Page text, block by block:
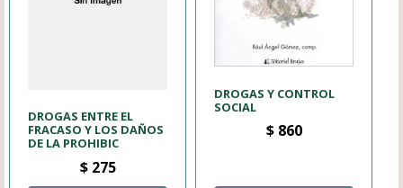
DROGAS ENTRE EL
FRACASO Y LOS DAÑOS
DE LA PROHIBIC
$275
DROGAS Y CONTROL
SOCIAL
$860